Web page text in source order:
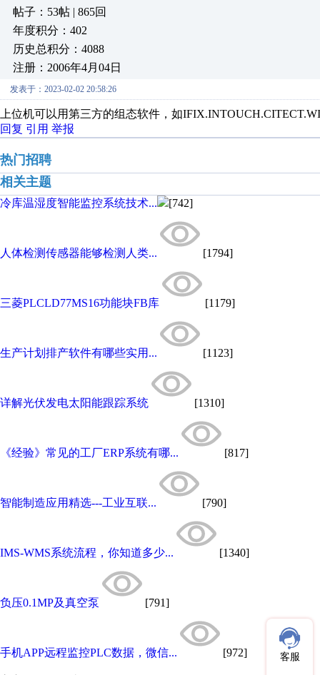
帖子：53帖 | 865回
年度积分：402
历史总积分：4088
注册：2006年4月04日
发表于：2023-02-02 20:58:26
上位机可以用第三方的组态软件，如
回复 引用 举报
热门招聘
相关主题
冷库温湿度智能监控系统技术... [742]
人体检测传感器能够检测人类... [1794]
三菱PLCLD77MS16功能块FB库 [1179]
生产计划排产软件有哪些实用... [1123]
详解光伏发电太阳能跟踪系统 [1310]
《经验》常见的工厂ERP系统有哪... [817]
智能制造应用精选---工业互联... [790]
IMS-WMS系统流程，你知道多少... [1340]
负压0.1MP及真空泵 [791]
手机APP远程监控PLC数据，微信... [972] 客服